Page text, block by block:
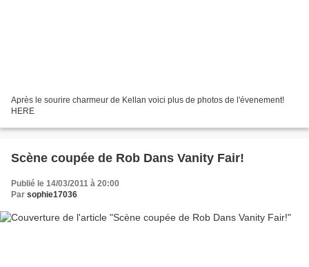
Après le sourire charmeur de Kellan voici plus de photos de l'évenement!
HERE
Scène coupée de Rob Dans Vanity Fair!
Publié le 14/03/2011 à 20:00
Par sophie17036